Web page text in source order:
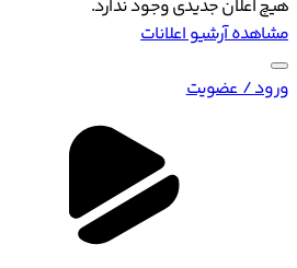
هیچ اعلان جدیدی وجود ندارد.
مشاهده آرشیو اعلانات
ورود / عضویت